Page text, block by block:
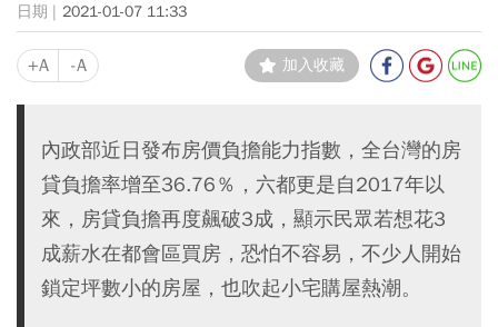
2021-01-07 11:33
+A -A 加入收藏
內政部近日發布房價負擔能力指數，全台灣的房
貸負擔率增至36.76％，六都更是自2017年以
來，房貸負擔再度飆破3成，顯示民眾若想花3
成薪水在都會區買房，恐怕不容易，不少人開始
鎖定坪數小的房屋，也吹起小宅購屋熱潮。